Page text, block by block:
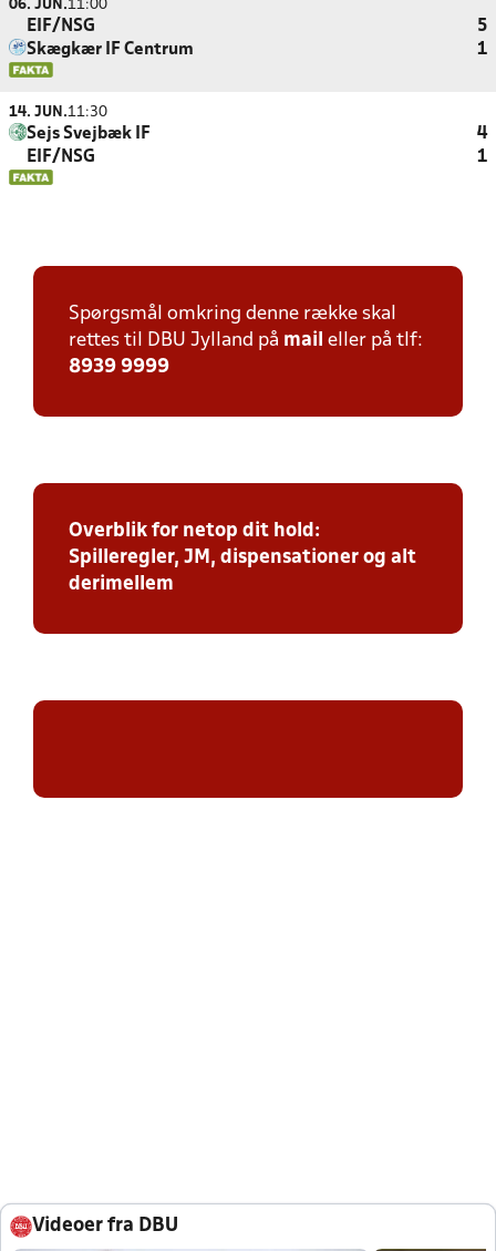
06. JUN.11:00
EIF/NSG
5
Skægkær IF Centrum
1
14. JUN.11:30
Sejs Svejbæk IF
4
EIF/NSG
1
Spørgsmål omkring denne række skal
rettes til DBU Jylland på mail eller på tlf:
8939 9999
Overblik for netop dit hold:
Spilleregler, JM, dispensationer og alt
derimellem
Videoer fra DBU